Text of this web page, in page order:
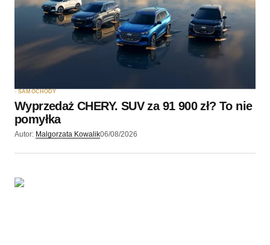
Twój adres e-mail*
Zapamiętaj moje dane w tej przeglądarce podczas
pisania kolejnych komentarzy.
Wyślij komentarz
SAMOCHODY
Wyprzedaż CHERY. SUV za 91 900 zł? To nie
pomyłka
Autor: Malgorzata Kowalik06/08/2026